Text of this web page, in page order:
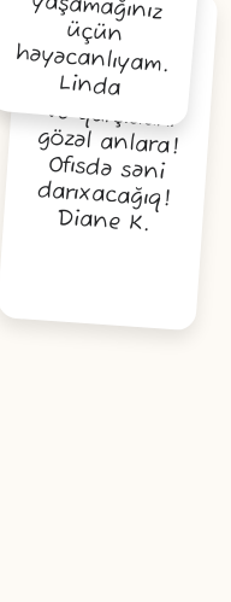
həyəcanlıyam.
Linda
Təqaüdünə
və qarşıdakı
gözəl anlara!
Ofisdə səni
darıxacağıq!
Diane K.